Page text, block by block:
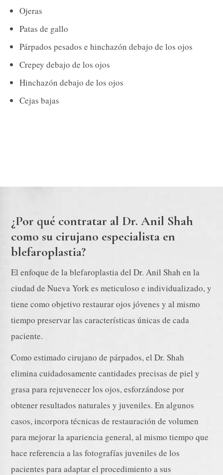
Ojeras
Patas de gallo
Párpados pesados e hinchazón debajo de los ojos
Crepey debajo de los ojos
Hinchazón debajo de los ojos
Cejas bajas
¿Por qué contratar al Dr. Anil Shah
como su cirujano especialista en
blefaroplastia?
El enfoque de la blefaroplastia del Dr. Anil Shah en la
ciudad de Nueva York es meticuloso e individualizado, y
tiene como objetivo restaurar ojos jóvenes y al mismo
tiempo preservar las características únicas de cada
paciente.
Como estimado cirujano de párpados, el Dr. Shah
elimina cuidadosamente cantidades precisas de piel y
grasa para rejuvenecer los ojos, esforzándose por
obtener resultados naturales y juveniles. En algunos
casos, incorpora técnicas de restauración de volumen
para mejorar la apariencia general, al mismo tiempo que
hace referencia a las fotografías juveniles de los
pacientes para adaptar el procedimiento a sus